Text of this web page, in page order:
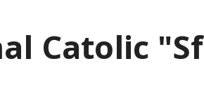
Catolic